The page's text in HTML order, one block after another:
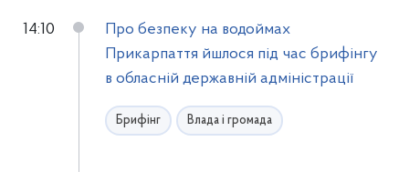
14:10
Про безпеку на водоймах
Прикарпаття йшлося під час брифінгу
в обласній державній адміністрації
Брифінг Влада і громада